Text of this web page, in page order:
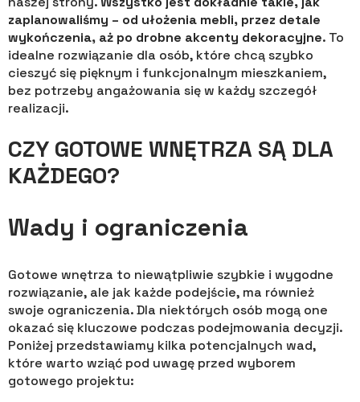
zaplanowaliśmy – od ułożenia mebli, przez detale
wykończenia, aż po drobne akcenty dekoracyjne. To
idealne rozwiązanie dla osób, które chcą szybko
cieszyć się pięknym i funkcjonalnym mieszkaniem,
bez potrzeby angażowania się w każdy szczegół
realizacji.
CZY GOTOWE WNĘTRZA SĄ DLA
KAŻDEGO?
Wady i ograniczenia
Gotowe wnętrza to niewątpliwie szybkie i wygodne
rozwiązanie, ale jak każde podejście, ma również
swoje ograniczenia. Dla niektórych osób mogą one
okazać się kluczowe podczas podejmowania decyzji.
Poniżej przedstawiamy kilka potencjalnych wad,
które warto wziąć pod uwagę przed wyborem
gotowego projektu: